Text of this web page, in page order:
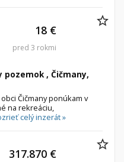
pozemok , Čičmany,
Čičmany ponúkam v
na rekreáciu,
celý inzerát »
18 €
pred 3 rokmi
317.870 €